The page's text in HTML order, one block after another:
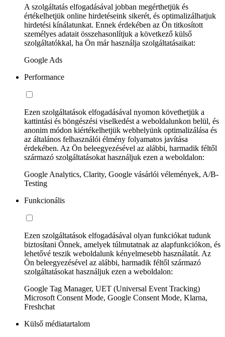
A szolgáltatás elfogadásával jobban megérthetjük és
értékelhetjük online hirdetéseink sikerét, és optimalizálhatjuk
hirdetési kínálatunkat. Ennek érdekében az Ön titkosított
személyes adatait összehasonlítjuk a következő külső
szolgáltatókkal, ha Ön már használja szolgáltatásaikat:
Google Ads
Performance
Ezen szolgáltatások elfogadásával nyomon követhetjük a
kattintási és böngészési viselkedést a weboldalunkon belül, és
anonim módon kiértékelhetjük webhelyünk optimalizálása és
az általános felhasználói élmény folyamatos javítása
érdekében. Az Ön beleegyezésével az alábbi, harmadik féltől
származó szolgáltatásokat használjuk ezen a weboldalon:
Google Analytics, Clarity, Google vásárlói vélemények, A/B-
Testing
Funkcionális
Ezen szolgáltatások elfogadásával olyan funkciókat tudunk
biztosítani Önnek, amelyek túlmutatnak az alapfunkciókon, és
lehetővé teszik weboldalunk kényelmesebb használatát. Az
Ön beleegyezésével az alábbi, harmadik féltől származó
szolgáltatásokat használjuk ezen a weboldalon:
Google Tag Manager, UET (Universal Event Tracking)
Microsoft Consent Mode, Google Consent Mode, Klarna,
Freshchat
Külső médiatartalom